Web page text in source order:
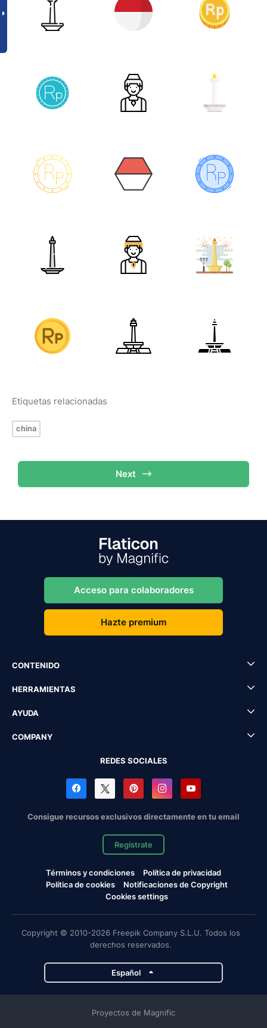
Etiquetas relacionadas
china
Next
Acceso para colaboradores
Hazte premium
CONTENIDO
HERRAMIENTAS
AYUDA
COMPANY
REDES SOCIALES
Consigue recursos exclusivos directamente en tu email
Regístrate
Términos y condiciones
Política de privacidad
Política de cookies
Notificaciones de Copyright
Cookies settings
Copyright © 2010-2026 Freepik Company S.L.U. Todos los
derechos reservados.
Español
Proyectos de Magnific